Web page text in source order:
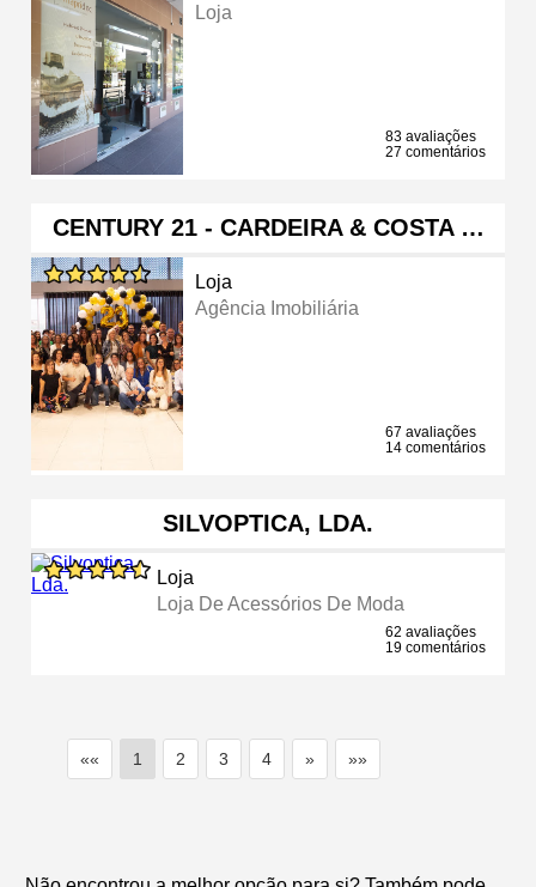
Loja
83 avaliações
27 comentários
CENTURY 21 - CARDEIRA & COSTA …
Loja
Agência Imobiliária
67 avaliações
14 comentários
SILVOPTICA, LDA.
Loja
Loja De Acessórios De Moda
62 avaliações
19 comentários
«« 1 2 3 4 » »»